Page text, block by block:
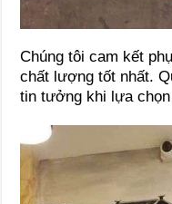
Chúng tôi cam kết
chất lượng tốt nhất.
tin tưởng khi lựa